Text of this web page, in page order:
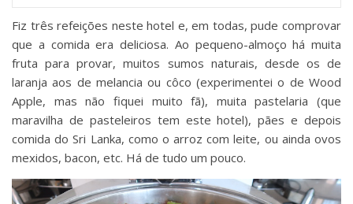
Fiz três refeições neste hotel e, em todas, pude comprovar
que a comida era deliciosa. Ao pequeno-almoço há muita
fruta para provar, muitos sumos naturais, desde os de
laranja aos de melancia ou côco (experimentei o de Wood
Apple, mas não fiquei muito fã), muita pastelaria (que
maravilha de pasteleiros tem este hotel), pães e depois
comida do Sri Lanka, como o arroz com leite, ou ainda ovos
mexidos, bacon, etc. Há de tudo um pouco.